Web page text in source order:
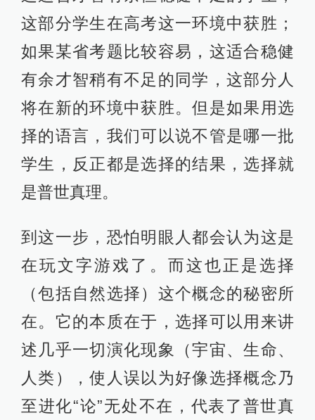
这部分学生在高考这一环境中获胜；
如果某省考题比较容易，这适合稳健
有余才智稍有不足的同学，这部分人
将在新的环境中获胜。但是如果用选
择的语言，我们可以说不管是哪一批
学生，反正都是选择的结果，选择就
是普世真理。
到这一步，恐怕明眼人都会认为这是
在玩文字游戏了。而这也正是选择
（包括自然选择）这个概念的秘密所
在。它的本质在于，选择可以用来讲
述几乎一切演化现象（宇宙、生命、
人类），使人误以为好像选择概念乃
至进化“论”无处不在，代表了普世真